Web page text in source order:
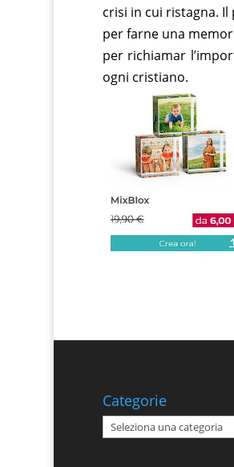
crisi in cui ristagna.
per farne una
per richiamar
ogni cristiano.
Categorie
Categorie